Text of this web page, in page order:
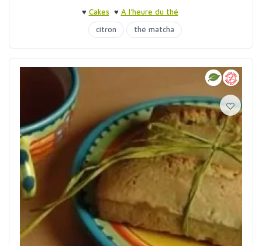
♥ Cakes ♥ A l'heure du thé
citron
thé matcha